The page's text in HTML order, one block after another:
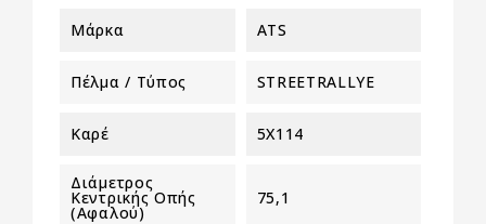
Μάρκα ATS
Πέλμα / Τύπος STREETRALLYE
Καρέ 5X114
Διάμετρος
Κεντρικής Οπής
(αφαλού)
75,1